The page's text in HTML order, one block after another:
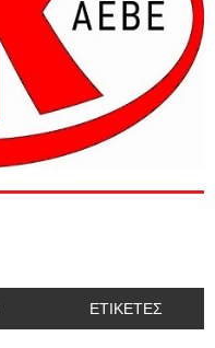
ΕΤΙΚΕΤΕΣ